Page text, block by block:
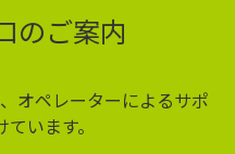
のご案内
オペレーターによるサポ
います。